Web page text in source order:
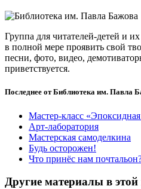
Группа для читателей-детей и
в полной мере проявить свой
песни, фото, видео,
приветствуется.
Последнее от Библиотека им. Павла
Мастер-класс
Арт-лаборатория
Мастерская самоделкина
Будь осторожен!
Что принёс нам
Другие материалы в этой